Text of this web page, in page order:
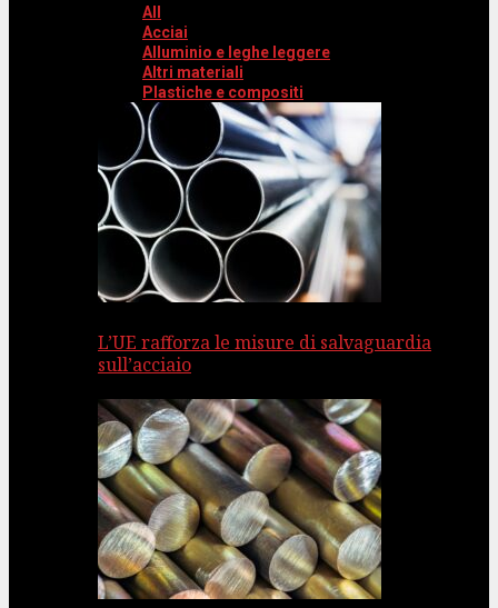
All
Acciai
Alluminio e leghe leggere
Altri materiali
Plastiche e compositi
L’UE rafforza le misure di salvaguardia
sull’acciaio